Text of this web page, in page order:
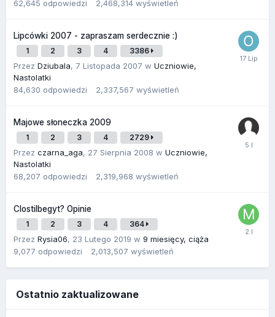
62,645 odpowiedzi 2,468,314 wyświetleń
Lipcówki 2007 - zapraszam serdecznie :)
1 2 3 4 3386
Przez Dziubala, 7 Listopada 2007 w Uczniowie,
Nastolatki
84,630 odpowiedzi 2,337,567 wyświetleń
Majowe słoneczka 2009
1 2 3 4 2729
Przez czarna_aga, 27 Sierpnia 2008 w Uczniowie,
Nastolatki
68,207 odpowiedzi 2,319,968 wyświetleń
Clostilbegyt? Opinie
1 2 3 4 364
Przez Rysia06, 23 Lutego 2019 w 9 miesięcy, ciąża
9,077 odpowiedzi 2,013,507 wyświetleń
Ostatnio zaktualizowane